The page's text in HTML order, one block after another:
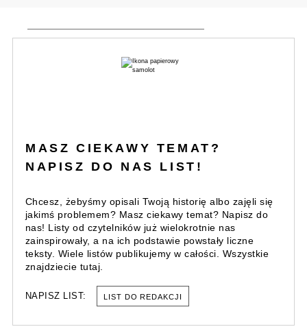
MASZ CIEKAWY TEMAT?
NAPISZ DO NAS LIST!
Chcesz, żebyśmy opisali Twoją historię albo zajęli się
jakimś problemem? Masz ciekawy temat? Napisz do
nas! Listy od czytelników już wielokrotnie nas
zainspirowały, a na ich podstawie powstały liczne
teksty. Wiele listów publikujemy w całości. Wszystkie
znajdziecie tutaj.
NAPISZ LIST: LIST DO REDAKCJI